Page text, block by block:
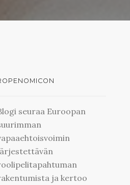
seuraa Euroopan
ja kertoo